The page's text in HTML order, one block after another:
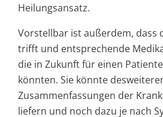
Heilungsansatz.
Vorstellbar ist außerdem, dass
trifft und entsprechende
die in Zukunft für einen
könnten. Sie könnte
Zusammenfassungen der
liefern und noch dazu je nach